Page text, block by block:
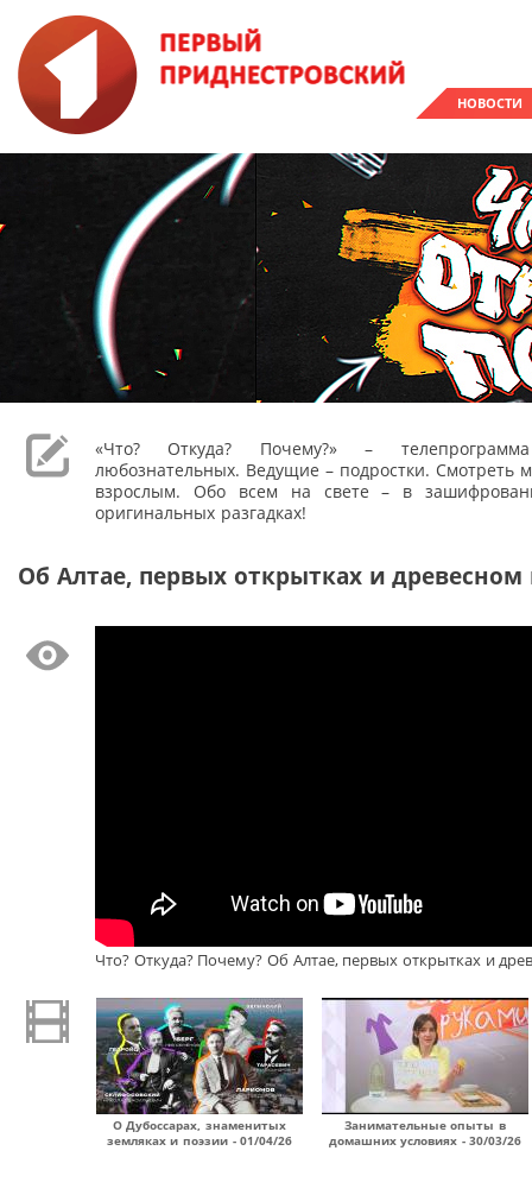
НОВОСТИ
«Что? Откуда? Почему?» –
любознательных. Ведущие – подростки. Смотреть
взрослым. Обо всем на свете – в
оригинальных разгадках!
Об Алтае, первых открытках и древесном
Что? Откуда? Почему? Об Алтае, первых открытках и
О Дубоссарах, знаменитых
земляках и поэзии - 01/04/26
Занимательные опыты в
домашних условиях - 30/03/26